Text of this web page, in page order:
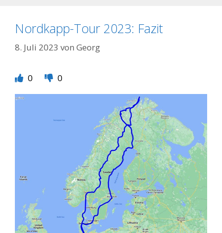
Nordkapp-Tour 2023: Fazit
8. Juli 2023 von Georg
0 0